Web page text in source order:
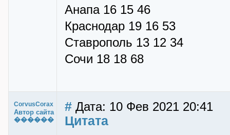
Анапа 16 15 46
Краснодар 19 16 53
Ставрополь 13 12 34
Сочи 18 18 68
CorvusCorax
Автор сайта
������
# Дата: 10 Фев 2021 20:41
Цитата